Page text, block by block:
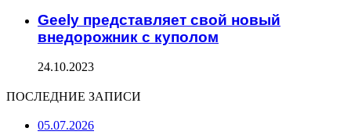
Geely представляет свой новый
внедорожник с куполом
24.10.2023
ПОСЛЕДНИЕ ЗАПИСИ
05.07.2026